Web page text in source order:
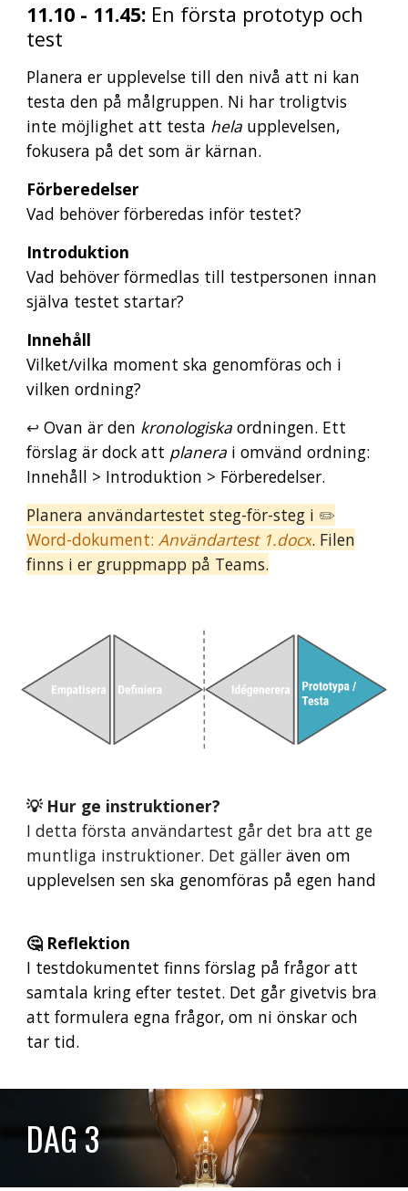
11.10 - 11.45: En första prototyp och
test
Planera er upplevelse till den nivå att ni kan
testa den på målgruppen. Ni har troligtvis
inte möjlighet att testa hela upplevelsen,
fokusera på det som är kärnan.
Förberedelser
Vad behöver förberedas inför testet?
Introduktion
Vad behöver förmedlas till testpersonen innan
själva testet startar?
Innehåll
Vilket/vilka moment ska genomföras och i
vilken ordning?
↩️Ovan är den kronologiska ordningen. Ett
förslag är dock att planera i omvänd ordning:
Innehåll > Introduktion > Förberedelser.
Planera användartestet steg-för-steg i ✏️
Word-dokument:Användartest 1.docx. Filen
finns i er gruppmapp på Teams.
💡 Hur ge instruktioner?
I detta första användartest går det bra att ge
muntliga instruktioner. Det gälleräven om
upplevelsen sen ska genomföras på egen hand
🤔 Reflektion
I testdokumentet finns förslag på frågor att
samtala kring efter testet. Det går givetvis bra
att formulera egna frågor, om ni önskar och
tar tid.
DAG3